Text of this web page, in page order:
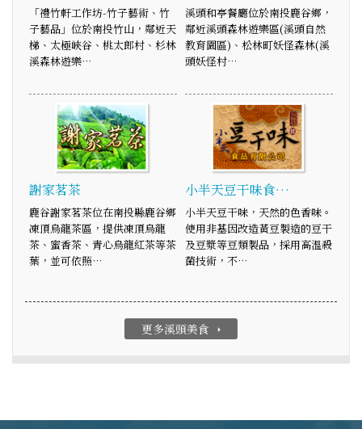
「禮竹軒工作坊-竹子藝術、竹
子藝品」位於南投竹山，鄰近天
梯、太極峽谷、桃太郎村、杉林
溪森林遊樂…
溪頭和亭餐廳位於南投鹿谷鄉，
鄰近溪頭森林遊樂區(溪頭自然
教育園區)、松林町妖怪森林(溪
頭妖怪村…
謝家茗茶
鹿谷謝家茗茶位在南投縣鹿谷鄉
凍頂烏龍茶區，提供凍頂烏龍
茶、蜜香茶、青心烏龍紅茶等茶
葉，並可依照…
小半天豆干味食…
小半天豆干味，天然的色香味。
使用非基因改造黃豆製造的豆干
及豆漿等豆類製品，採用高溫殺
菌技術，不…
更多溪頭美食 arrow_right